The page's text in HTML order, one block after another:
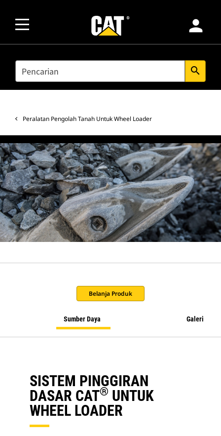
person
SEARCH search
Peralatan Pengolah Tanah Untuk Wheel Loader
Belanja Produk
Sumber Daya Galeri
SISTEM PINGGIRAN
DASAR CAT® UNTUK
WHEEL LOADER